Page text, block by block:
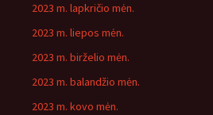
2023 m. lapkričio mėn.
2023 m. liepos mėn.
2023 m. birželio mėn.
2023 m. balandžio mėn.
2023 m. kovo mėn.